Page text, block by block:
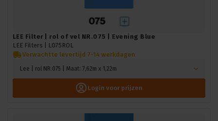
LEE Filter | rol of vel NR.075 | Evening Blue
LEE Filters |
L075ROL
Verwachtte levertijd 7-14 werkdagen
Lee | rol NR.075 | Maat: 7,62m x 1,22m
Login voor prijzen